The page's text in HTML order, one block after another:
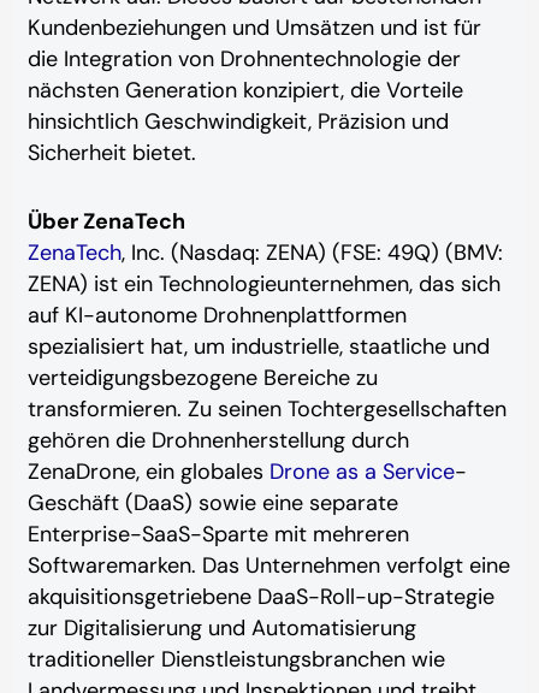
Kundenbeziehungen und Umsätzen und ist für
die Integration von Drohnentechnologie der
nächsten Generation konzipiert, die Vorteile
hinsichtlich Geschwindigkeit, Präzision und
Sicherheit bietet.
Über ZenaTech
ZenaTech, Inc. (Nasdaq: ZENA) (FSE: 49Q) (BMV:
ZENA) ist ein Technologieunternehmen, das sich
auf KI-autonome Drohnenplattformen
spezialisiert hat, um industrielle, staatliche und
verteidigungsbezogene Bereiche zu
transformieren. Zu seinen Tochtergesellschaften
gehören die Drohnenherstellung durch
ZenaDrone, ein globales Drone as a Service-
Geschäft (DaaS) sowie eine separate
Enterprise-SaaS-Sparte mit mehreren
Softwaremarken. Das Unternehmen verfolgt eine
akquisitionsgetriebene DaaS-Roll-up-Strategie
zur Digitalisierung und Automatisierung
traditioneller Dienstleistungsbranchen wie